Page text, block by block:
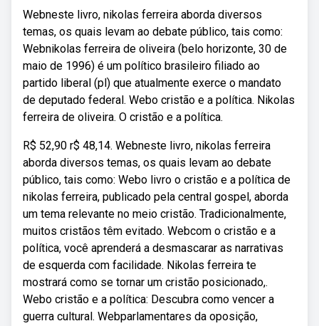
Webneste livro, nikolas ferreira aborda diversos
temas, os quais levam ao debate público, tais como:
Webnikolas ferreira de oliveira (belo horizonte, 30 de
maio de 1996) é um político brasileiro filiado ao
partido liberal (pl) que atualmente exerce o mandato
de deputado federal. Webo cristão e a política. Nikolas
ferreira de oliveira. O cristão e a política.
R$ 52,90 r$ 48,14. Webneste livro, nikolas ferreira
aborda diversos temas, os quais levam ao debate
público, tais como: Webo livro o cristão e a política de
nikolas ferreira, publicado pela central gospel, aborda
um tema relevante no meio cristão. Tradicionalmente,
muitos cristãos têm evitado. Webcom o cristão e a
política, você aprenderá a desmascarar as narrativas
de esquerda com facilidade. Nikolas ferreira te
mostrará como se tornar um cristão posicionado,.
Webo cristão e a política: Descubra como vencer a
guerra cultural. Webparlamentares da oposição,